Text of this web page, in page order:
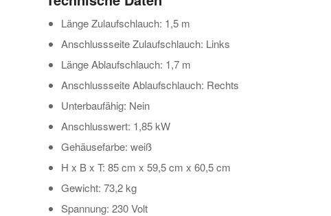
Länge Zulaufschlauch: 1,5 m
Anschlussseite Zulaufschlauch: Links
Länge Ablaufschlauch: 1,7 m
Anschlussseite Ablaufschlauch: Rechts
Unterbaufähig: Nein
Anschlusswert: 1,85 kW
Gehäusefarbe: weiß
H x B x T: 85 cm x 59,5 cm x 60,5 cm
Gewicht: 73,2 kg
Spannung: 230 Volt